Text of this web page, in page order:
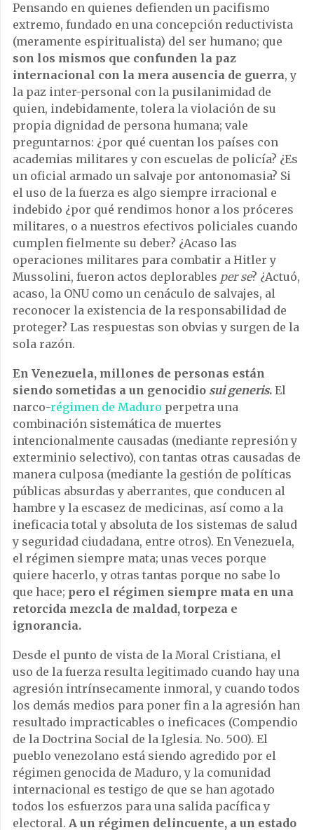
Pensando en quienes defienden un pacifismo
extremo, fundado en una concepción reductivista
(meramente espiritualista) del ser humano; que
son los mismos que confunden la paz
internacional con la mera ausencia de guerra, y
la paz inter-personal con la pusilanimidad de
quien, indebidamente, tolera la violación de su
propia dignidad de persona humana; vale
preguntarnos: ¿por qué cuentan los países con
academias militares y con escuelas de policía? ¿Es
un oficial armado un salvaje por antonomasia? Si
el uso de la fuerza es algo siempre irracional e
indebido ¿por qué rendimos honor a los próceres
militares, o a nuestros efectivos policiales cuando
cumplen fielmente su deber? ¿Acaso las
operaciones militares para combatir a Hitler y
Mussolini, fueron actos deplorables per se? ¿Actuó,
acaso, la ONU como un cenáculo de salvajes, al
reconocer la existencia de la responsabilidad de
proteger? Las respuestas son obvias y surgen de la
sola razón.
En Venezuela, millones de personas están
siendo sometidas a un genocidio sui generis. El
narco-régimen de Maduro perpetra una
combinación sistemática de muertes
intencionalmente causadas (mediante represión y
exterminio selectivo), con tantas otras causadas de
manera culposa (mediante la gestión de políticas
públicas absurdas y aberrantes, que conducen al
hambre y la escasez de medicinas, así como a la
ineficacia total y absoluta de los sistemas de salud
y seguridad ciudadana, entre otros). En Venezuela,
el régimen siempre mata; unas veces porque
quiere hacerlo, y otras tantas porque no sabe lo
que hace; pero el régimen siempre mata en una
retorcida mezcla de maldad, torpeza e
ignorancia.
Desde el punto de vista de la Moral Cristiana, el
uso de la fuerza resulta legitimado cuando hay una
agresión intrínsecamente inmoral, y cuando todos
los demás medios para poner fin a la agresión han
resultado impracticables o ineficaces (Compendio
de la Doctrina Social de la Iglesia. No. 500). El
pueblo venezolano está siendo agredido por el
régimen genocida de Maduro, y la comunidad
internacional es testigo de que se han agotado
todos los esfuerzos para una salida pacífica y
electoral. A un régimen delincuente, a un estado